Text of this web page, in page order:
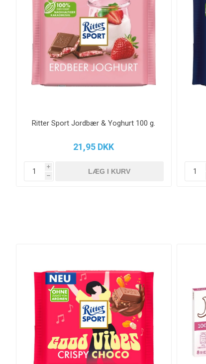
Ritter Sport Jordbær & Yoghurt 100 g.
21,95 DKK
i
h